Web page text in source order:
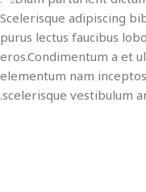
Scelerisque adipiscing
purus lectus faucibus
eros.Condimentum a et
elementum nam
scelerisque vestibulum